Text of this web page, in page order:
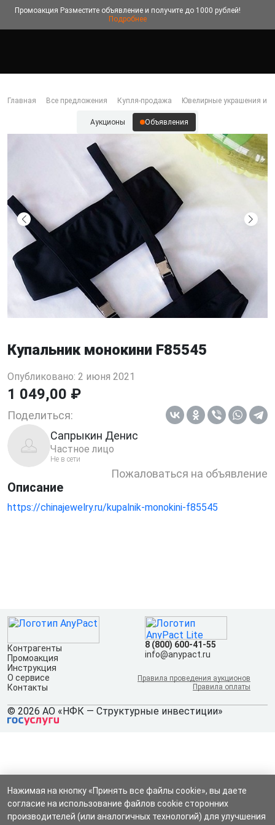
Промоакция Разместите объявление и получите до 1000 рублей!
Подробнее
Главная Все предложения Купля-продажа Ювелирные украшения и
Аукционы Объявления
Купальник монокини F85545
Опубликовано: 2 июня 2021
1 049,00 ₽
Поделиться:
Сапрыкин Денис
Частное лицо
Не в сети
Пожаловаться на объявление
Описание
https://chinajewelry.ru/kupalnik-monokini-f85545
Контрагенты
Промоакция
Инструкция
О сервисе
Контакты
8 (800) 600-41-55
info@anypact.ru
Правила проведения аукционов
Правила оплаты
© 2026 АО «НФК — Структурные инвестиции»
Нажимая на кнопку «Принять все файлы cookie», вы даете
согласие на использование файлов cookie сторонних
производителей (или аналогичных технологий) для улучшения